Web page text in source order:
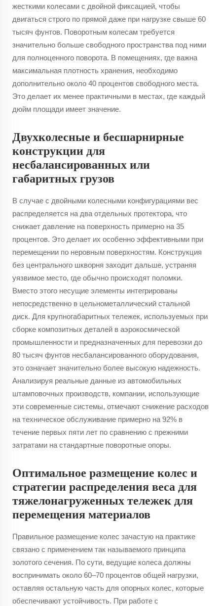
жесткими колесами с двойной фиксацией, чтобы
двигаться строго по прямой даже при нагрузке свыше 60
тысяч фунтов. Поворотным колесам требуется
значительно больше свободного пространства под ними
для полноценного поворота. В помещениях, где важна
максимальная плотность хранения, необходимо
дополнительно около 40 процентов свободного места.
Это делает их менее практичными в местах, где каждый
дюйм площади имеет значение.
Двухколесные и бесшарнирные
конструкции для
несбалансированных или
габаритных грузов
В случае с двойными колесными конфигурациями вес
распределяется на два отдельных протектора, что
снижает давление на поверхность примерно на 35
процентов. Это делает их особенно эффективными при
перемещении по неровным поверхностям. Конструкция
без центрального шкворня заходит дальше, устраняя
уязвимое место, где обычно происходят поломки.
Вместо этого несущие элементы интегрированы
непосредственно в цельнометаллический стальной
диск. Для крупногабаритных тележек, используемых при
сборке композитных деталей в аэрокосмической
промышленности и предназначенных для перевозки до
80 тысяч фунтов несбалансированного оборудования,
это означает значительно более высокую надежность.
Анализируя реальные данные из автомобильных
штамповочных производств, компании, использующие
эти современные системы, отмечают снижение расходов
на техническое обслуживание примерно на 92% в
течение первых пяти лет по сравнению с прежними
затратами на стандартные поворотные опоры.
Оптимальное размещение колес и
стратегии распределения веса для
тяжелонагруженных тележек для
перемещения материалов
Правильное размещение колес зачастую на практике
связано с применением так называемого принципа
золотого сечения. По сути, ведущие колеса должны
воспринимать около 60–70 процентов общей нагрузки,
оставляя остальную часть для опорных колес, которые
обеспечивают устойчивость. При работе с